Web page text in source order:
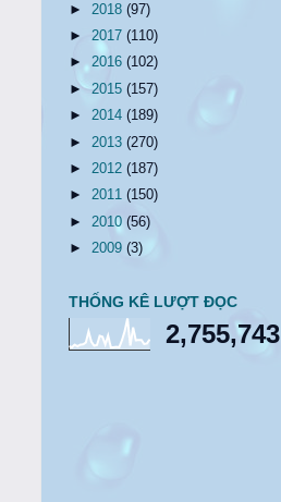
► 2018 (97)
► 2017 (110)
► 2016 (102)
►2015 (157)
► 2014 (189)
► 2013 (270)
► 2012 (187)
► 2011 (150)
► 2010 (56)
► 2009 (3)
THỐNG KÊ LƯỢT ĐỌC
2,755,743